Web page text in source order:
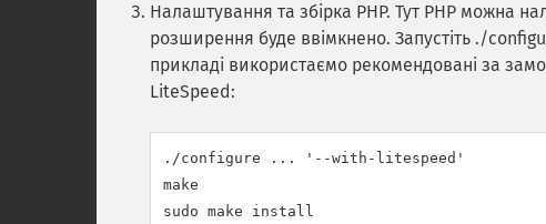
Налаштування та збірка PHP. Тут PHP можна
розширення буде ввімкнено. Запустіть ./
прикладі використаємо рекомендовані за
LiteSpeed:
./configure ... '--with-litespeed'
make